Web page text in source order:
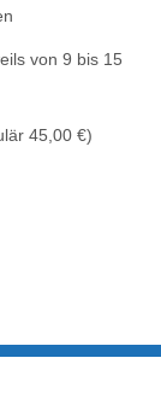
von 9 bis 15
45,00 €)